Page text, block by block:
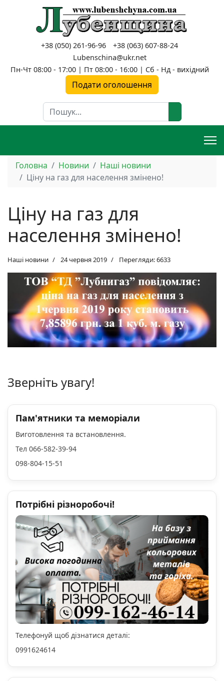
+38 (050) 261-96-96
+38 (063) 607-88-24
Lubenschina@ukr.net
Пн-Чт 08:00 - 17:00 | Пт 08:00 - 16:00 | Сб - Нд - вихідний
Подати оголошення
Пошук
Головна Новини
Наші новини
Ціну на газ для населення змінено!
Ціну на газ для
населення змінено!
Наші новини 24 червня 2019 Перегляди: 6633
Зверніть увагу!
Пам'ятники та меморіали
Виготовлення та встановлення.
Тел 066-582-39-94
098-804-15-51
Потрібні різноробочі!
Телефонуй щоб дізнатися деталі:
0991624614